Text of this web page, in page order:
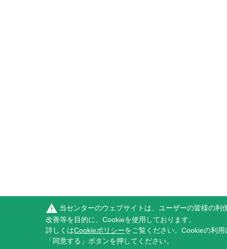
warning 当センターのウェブサイトは、ユーザーの皆様の利
改善等を目的に、Cookieを使用しております。
詳しくはCookieポリシーをご覧ください。Cookieの利
「同意する」ボタンを押してください。